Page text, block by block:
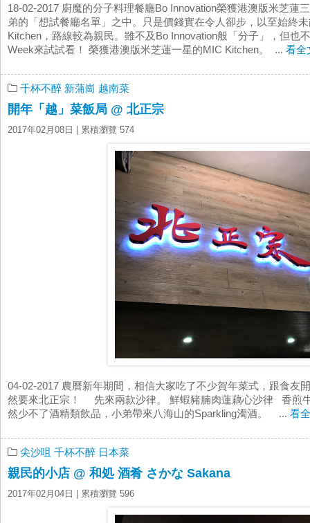
18-02-2017 廚魔的分子料理餐廳Bo Innovation榮獲港澳版米芝蓮
弟的「想試餐廳名單」之中。只是價錢實在令人卻步，以至始終
Kitchen，路線較為親民。雖不及Bo Innovation般「分子」，但也
Week來試試看！ 榮獲港澳版米芝蓮一星的MIC Kitchen。 ... 看全
千杯不醉 新蒲崗 越南菜
開年「越」菜飯局 @ 北正宗
2017年02月08日 | 累積瀏覽 574
04-02-2017 農曆新年期間，相信大家吃了不少賀年菜式，跟食友
然要來北正宗！ 先來兩款沙律。 鮮蝦豬腩肉蓮藕心沙律 香煎
然少不了酒精類飲品，小弟帶來八海山的Sparkling濁酒。 ... 看
尖沙咀 千杯不醉 日本菜
親民的小店 @ 和処 酒肴 さかな Sakana
2017年02月04日 | 累積瀏覽 596